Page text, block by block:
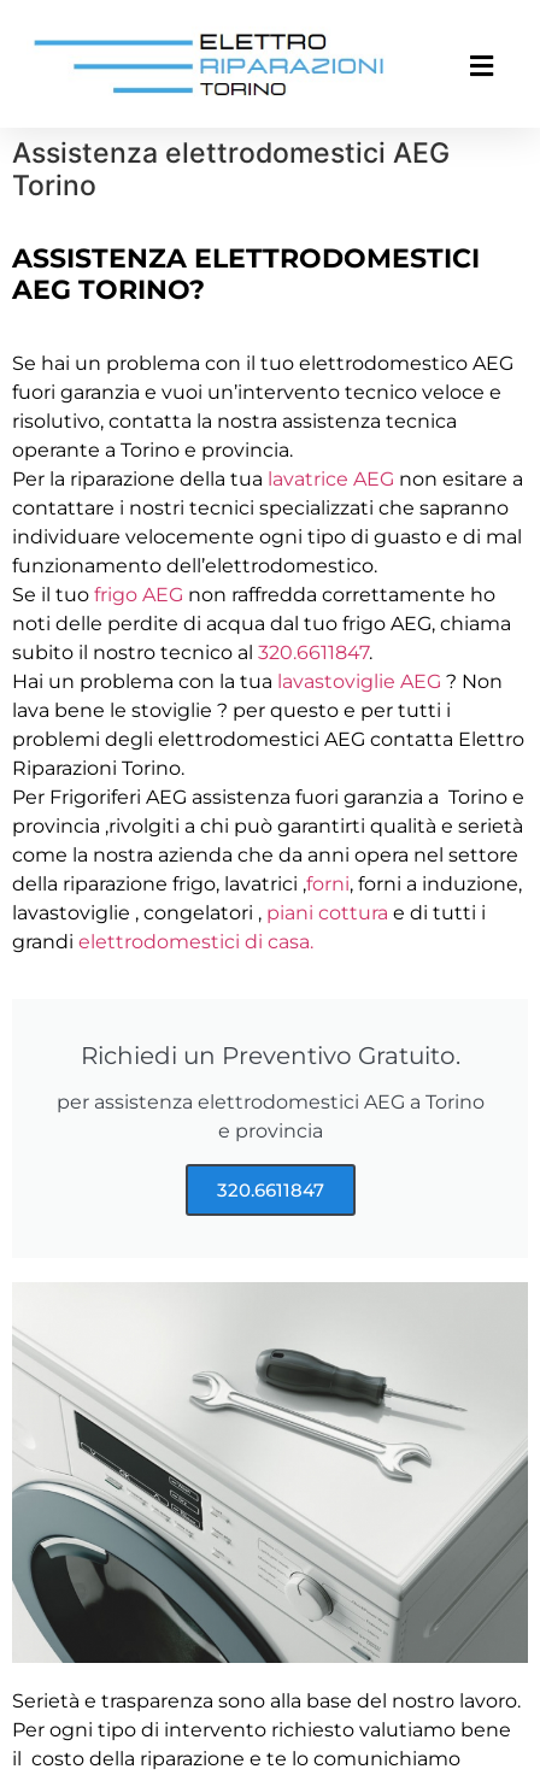
Assistenza elettrodomestici AEG
Torino
ASSISTENZA ELETTRODOMESTICI
AEG TORINO?
Se hai un problema con il tuo elettrodomestico AEG
fuori garanzia e vuoi un’intervento tecnico veloce e
risolutivo, contatta la nostra assistenza tecnica
operante a Torino e provincia.
Per la riparazione della tua lavatrice AEG non esitare a
contattare i nostri tecnici specializzati che sapranno
individuare velocemente ogni tipo di guasto e di mal
funzionamento dell’elettrodomestico.
Se il tuo frigo AEG non raffredda correttamente ho
noti delle perdite di acqua dal tuo frigo AEG, chiama
subito il nostro tecnico al 320.6611847.
Hai un problema con la tua lavastoviglie AEG ? Non
lava bene le stoviglie ? per questo e per tutti i
problemi degli elettrodomestici AEG contatta Elettro
Riparazioni Torino.
Per Frigoriferi AEG assistenza fuori garanzia a Torino e
provincia ,rivolgiti a chi può garantirti qualità e serietà
come la nostra azienda che da anni opera nel settore
della riparazione frigo, lavatrici ,forni, forni a induzione,
lavastoviglie , congelatori , piani cottura e di tutti i
grandi elettrodomestici di casa.
Richiedi un Preventivo Gratuito.
per assistenza elettrodomestici AEG a Torino
e provincia
320.6611847
Serietà e trasparenza sono alla base del nostro lavoro.
Per ogni tipo di intervento richiesto valutiamo bene
il costo della riparazione e te lo comunichiamo